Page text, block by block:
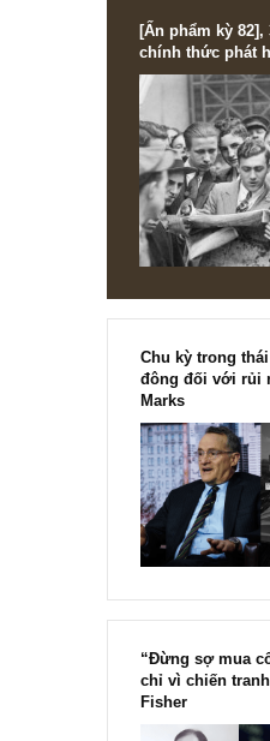
chưa tăng, trong khi
Song một chiến lược đầu
một, hợp lí về mặt bản
đông trên thị trường. Do
nữa, sự kiên nhẫn cũng
giá trị nào cũng phải rèn
Chúc anh xây dựng
công cũng như kiên định
Angelos, S.A.F.E Team
[Ấn phẩm kỳ
chính thức